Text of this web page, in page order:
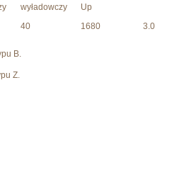
wyładowczy
Up
40 1680 3.0
B.
Z.
KOSZTÓW